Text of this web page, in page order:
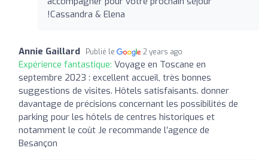
!Cassandra & Elena
Annie Gaillard Publié le 2 years ago
Expérience fantastique: Voyage en Toscane en
septembre 2023 : excellent accueil, très bonnes
suggestions de visites. Hôtels satisfaisants. donner
davantage de précisions concernant les possibilités de
parking pour les hôtels de centres historiques et
notamment le coût Je recommande l’agence de
Besançon